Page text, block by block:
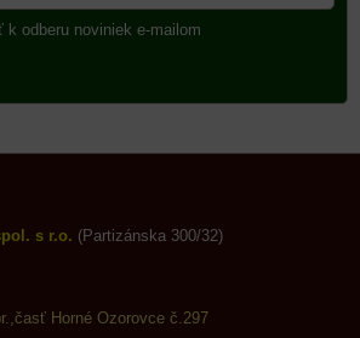
k odberu noviniek e-mailom
s r.o. (Partizánska 300/32)
Horné Ozorovce č.297